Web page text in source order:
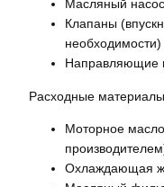
Масляный
Клапаны
необходимости)
Направляющие
Расходные
Моторное
Охлаждающая